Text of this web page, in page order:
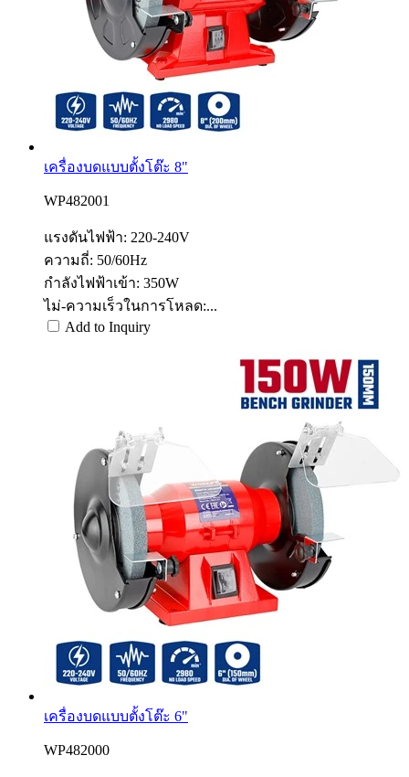
เครื่องบดแบบตั้งโต๊ะ 8"
WP482001
แรงดันไฟฟ้า: 220-240V
ความถี่: 50/60Hz
กำลังไฟฟ้าเข้า: 350W
ไม่-ความเร็วในการโหลด:...
Add to Inquiry
เครื่องบดแบบตั้งโต๊ะ 6"
WP482000